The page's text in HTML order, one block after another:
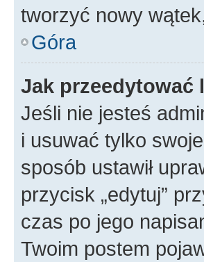
tworzyć nowy
Góra
Jak przeedytować
Jeśli nie jesteś
i usuwać tylko
sposób ustawił
przycisk „edytuj”
czas po jego
Twoim postem